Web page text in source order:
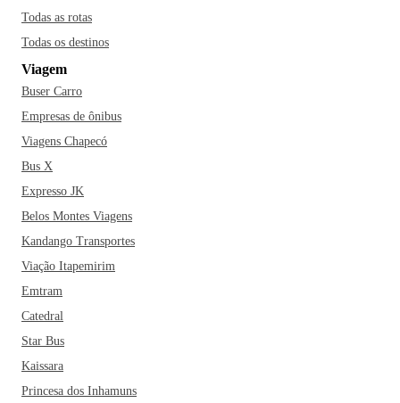
Todas as rotas
Todas os destinos
Viagem
Buser Carro
Empresas de ônibus
Viagens Chapecó
Bus X
Expresso JK
Belos Montes Viagens
Kandango Transportes
Viação Itapemirim
Emtram
Catedral
Star Bus
Kaissara
Princesa dos Inhamuns